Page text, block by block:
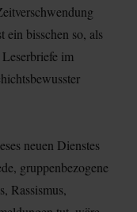
ein bisschen so, als
im
neuen Dienstes
gruppenbezogene
Rassismus,